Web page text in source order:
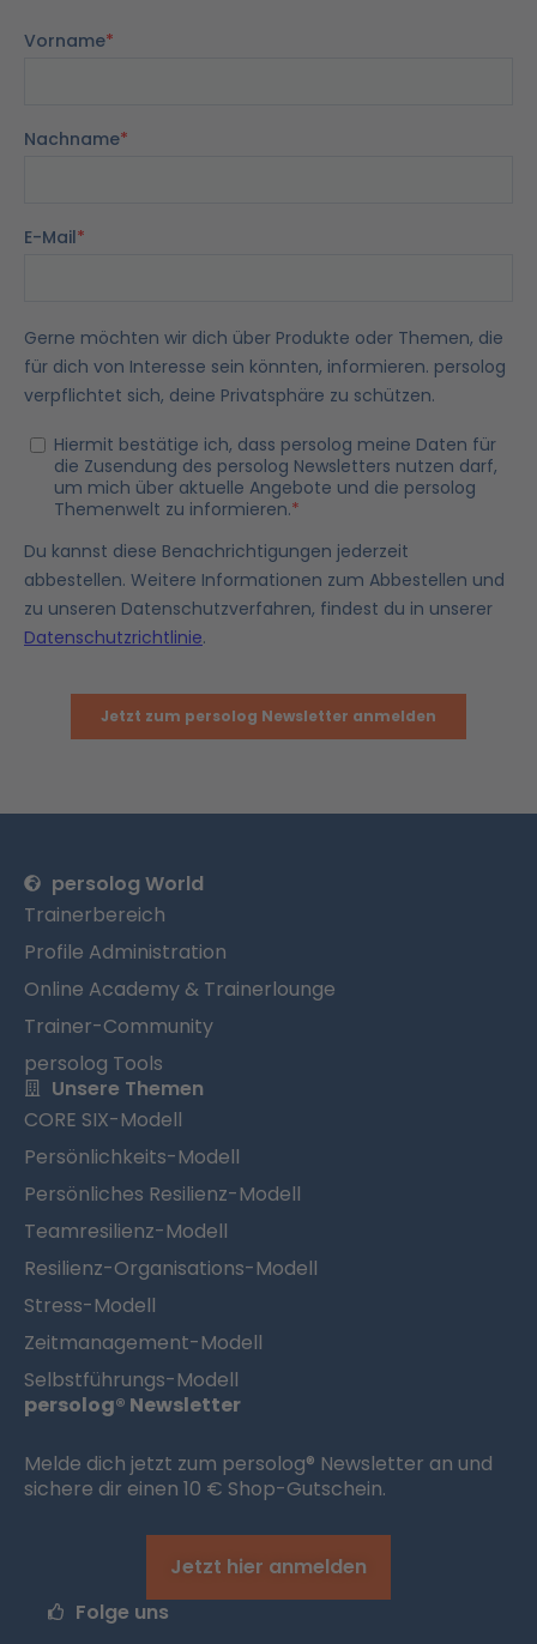
persolog World
Trainerbereich
Profile Administration
Online Academy & Trainerlounge
Trainer-Community
persolog Tools
Unsere Themen
CORE SIX-Modell
Persönlichkeits-Modell
Persönliches Resilienz-Modell
Teamresilienz-Modell
Resilienz-Organisations-Modell
Stress-Modell
Zeitmanagement-Modell
Selbstführungs-Modell
persolog® Newsletter
Melde dich jetzt zum persolog® Newsletter an und
sichere dir einen 10 € Shop-Gutschein.
Jetzt hier anmelden
Folge uns